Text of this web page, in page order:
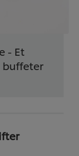
- Et
buffeter